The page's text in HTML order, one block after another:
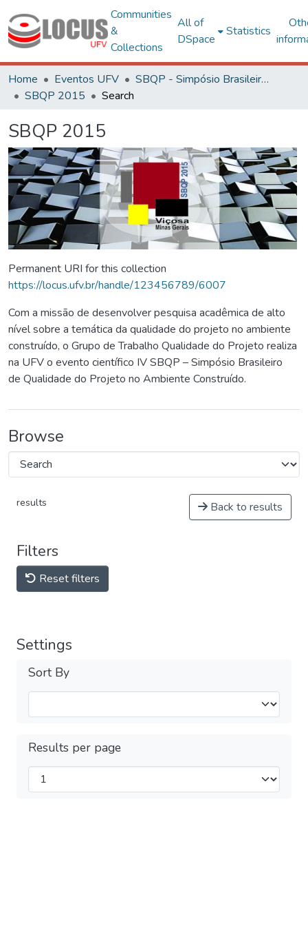
Communities
&
Collections
All of
DSpace
Statistics
Home Eventos UFV
SBQP - Simpósio Brasileiro de Qualidade do Projeto no Ambiente Construído
SBQP 2015
Search
SBQP 2015
Permanent URI for this collection
https://locus.ufv.br/handle/123456789/6007
Com a missão de desenvolver pesquisa acadêmica de alto
nível sobre a temática da qualidade do projeto no ambiente
construído, o Grupo de Trabalho Qualidade do Projeto realiza
na UFV o evento científico IV SBQP – Simpósio Brasileiro
de Qualidade do Projeto no Ambiente Construído.
Browse
results Back to results
Filters
Reset filters
Settings
Sort By
Results per page